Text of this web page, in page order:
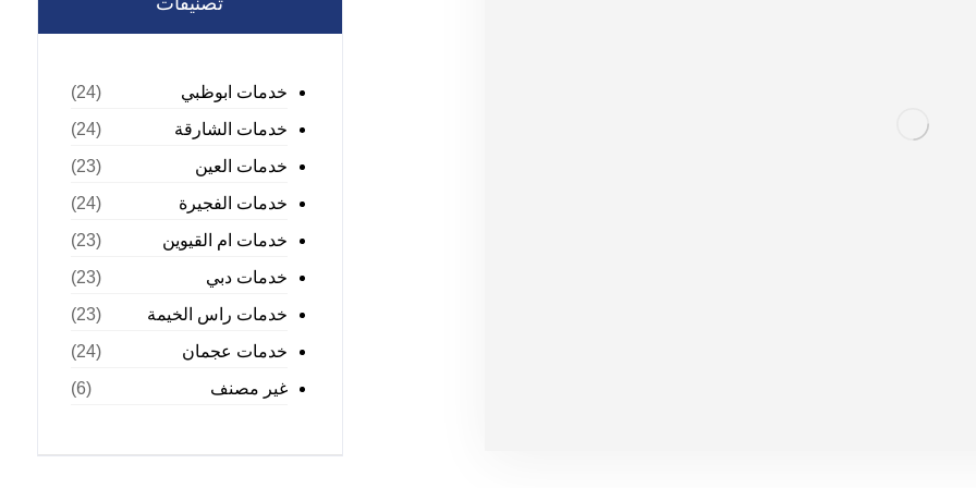
خدمات ابوظبي
(24)
خدمات الشارقة
(24)
خدمات العين
(23)
خدمات الفجيرة
(24)
خدمات ام القيوين
(23)
خدمات دبي
(23)
خدمات راس الخيمة
(23)
خدمات عجمان
(24)
غير مصنف
(6)